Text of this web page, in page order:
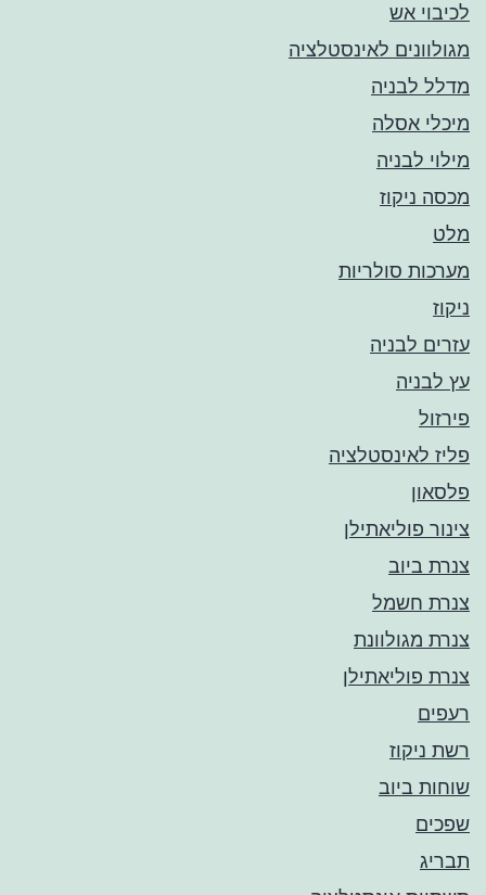
לכיבוי אש
מגולוונים לאינסטלציה
מדלל לבניה
מיכלי אסלה
מילוי לבניה
מכסה ניקוז
מלט
מערכות סולריות
ניקוז
עזרים לבניה
עץ לבניה
פירזול
פליז לאינסטלציה
פלסאון
צינור פוליאתילן
צנרת ביוב
צנרת חשמל
צנרת מגולוונת
צנרת פוליאתילן
רעפים
רשת ניקוז
שוחות ביוב
שפכים
תבריג